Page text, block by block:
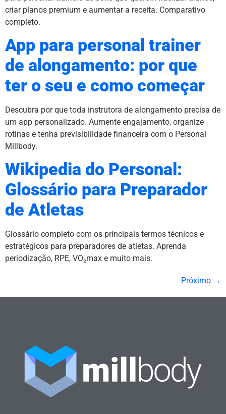
criar planos premium e aumentar a receita. Comparativo
completo.
App para personal trainer
de alongamento: por que
ter o seu e como começar
Descubra por que toda instrutora de alongamento precisa de
um app personalizado. Aumente engajamento, organize
rotinas e tenha previsibilidade financeira com o Personal
Millbody.
Wikipedia do Personal:
Glossário para Preparador
de Atletas
Glossário completo com os principais termos técnicos e
estratégicos para preparadores de atletas. Aprenda
periodização, RPE, VO₂max e muito mais.
Próximo →